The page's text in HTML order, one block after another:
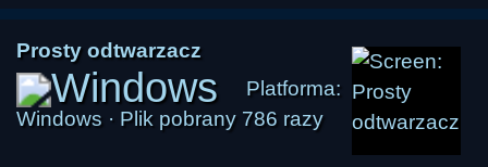
Prosty odtwarzacz
Platforma:
Windows · Plik pobrany 786 razy